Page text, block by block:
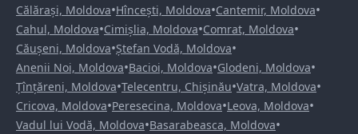
Călărași, Moldova•Hîncești, Moldova•Cantemir, Moldova•
Cahul, Moldova•Cimișlia, Moldova•Comrat, Moldova•
Căușeni, Moldova•Ștefan Vodă, Moldova•
Anenii Noi, Moldova•Bacioi, Moldova•Glodeni, Moldova•
Țînțăreni, Moldova•Telecentru, Chișinău•Vatra, Moldova•
Cricova, Moldova•Peresecina, Moldova•Leova, Moldova•
Vadul lui Vodă, Moldova•Basarabeasca, Moldova•